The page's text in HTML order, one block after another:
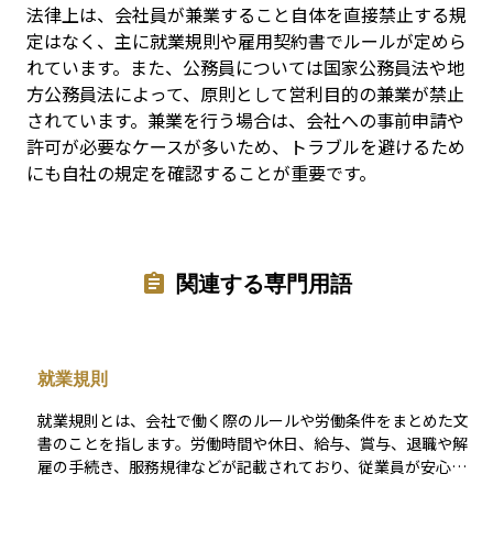
法律上は、会社員が兼業すること自体を直接禁止する規
定はなく、主に就業規則や雇用契約書でルールが定めら
れています。また、公務員については国家公務員法や地
方公務員法によって、原則として営利目的の兼業が禁止
されています。兼業を行う場合は、会社への事前申請や
許可が必要なケースが多いため、トラブルを避けるため
にも自社の規定を確認することが重要です。
関連する専門用語
就業規則
就業規則とは、会社で働く際のルールや労働条件をまとめた文
書のことを指します。労働時間や休日、給与、賞与、退職や解
雇の手続き、服務規律などが記載されており、従業員が安心し